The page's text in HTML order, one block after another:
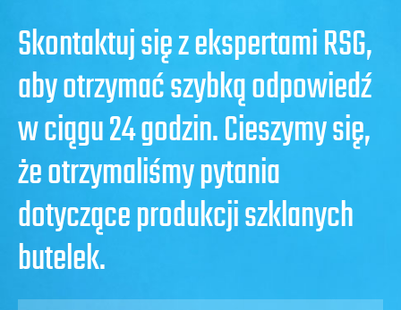
Skontaktuj się z ekspertami RSG,
aby otrzymać szybką odpowiedź
w ciągu 24 godzin. Cieszymy się,
że otrzymaliśmy pytania
dotyczące produkcji szklanych
butelek.